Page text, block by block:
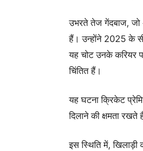
उभरते तेज गेंदबाज, जो
हैं। उन्होंने 2025 के
यह चोट उनके करियर
चिंतित हैं।
यह घटना क्रिकेट
दिलाने की क्षमता रखते
इस स्थिति में, खिलाड़ी